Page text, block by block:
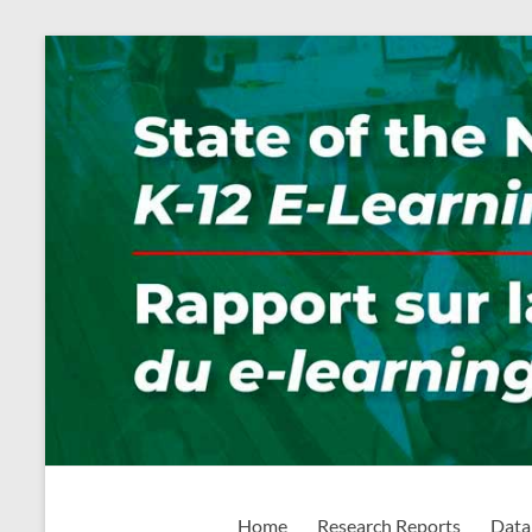
Skip
to
content
State of the Nation: K-
Home Research Reports